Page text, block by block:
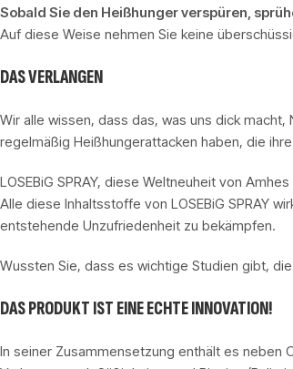
Sobald Sie den Heißhunger verspüren,
Auf diese Weise nehmen Sie keine
DAS VERLANGEN
Wir alle wissen, dass das, was uns dick
regelmäßig Heißhungerattacken haben, die
LOSEBiG SPRAY, diese Weltneuheit von
Alle diese Inhaltsstoffe von LOSEBiG SPRAY
entstehende Unzufriedenheit zu bekämpfen.
Wussten Sie, dass es wichtige Studien gibt,
DAS PRODUKT IST EINE ECHTE INNOVATION!
In seiner Zusammensetzung enthält es neben